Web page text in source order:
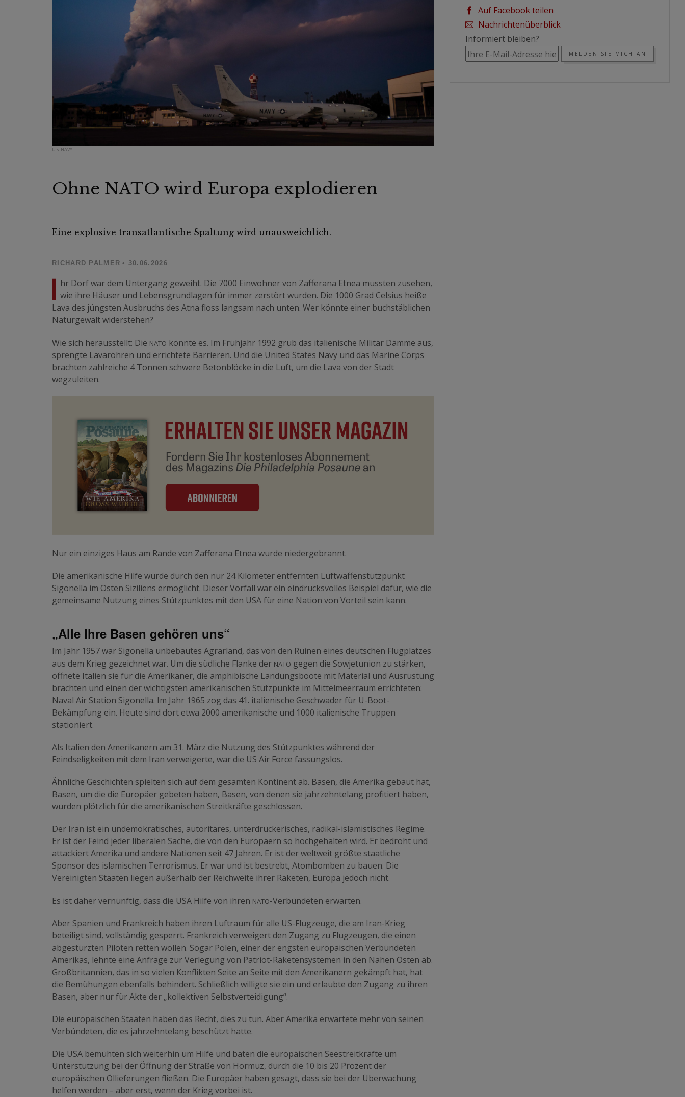
U.S. NAVY
Ohne NATO wird Europa explodieren
Eine explosive transatlantische Spaltung wird unausweichlich.
RICHARD PALMER • 30.06.2026
I hr Dorf war dem Untergang geweiht. Die 7000 Einwohner von Zafferana Etnea mussten zusehen,
wie ihre Häuser und Lebensgrundlagen für immer zerstört wurden. Die 1000 Grad Celsius heiße
Lava des jüngsten Ausbruchs des Ätna floss langsam nach unten. Wer könnte einer buchstäblichen
Naturgewalt widerstehen?
Wie sich herausstellt: Die nato könnte es. Im Frühjahr 1992 grub das italienische Militär Dämme aus,
sprengte Lavaröhren und errichtete Barrieren. Und die United States Navy und das Marine Corps
brachten zahlreiche 4 Tonnen schwere Betonblöcke in die Luft, um die Lava von der Stadt
wegzuleiten.
Nur ein einziges Haus am Rande von Zafferana Etnea wurde niedergebrannt.
Die amerikanische Hilfe wurde durch den nur 24 Kilometer entfernten Luftwaffenstützpunkt
Sigonella im Osten Siziliens ermöglicht. Dieser Vorfall war ein eindrucksvolles Beispiel dafür, wie die
gemeinsame Nutzung eines Stützpunktes mit den USA für eine Nation von Vorteil sein kann.
„Alle Ihre Basen gehören uns“
Im Jahr 1957 war Sigonella unbebautes Agrarland, das von den Ruinen eines deutschen Flugplatzes
aus dem Krieg gezeichnet war. Um die südliche Flanke der nato gegen die Sowjetunion zu stärken,
öffnete Italien sie für die Amerikaner, die amphibische Landungsboote mit Material und Ausrüstung
brachten und einen der wichtigsten amerikanischen Stützpunkte im Mittelmeerraum errichteten:
Naval Air Station Sigonella. Im Jahr 1965 zog das 41. italienische Geschwader für U-Boot-
Bekämpfung ein. Heute sind dort etwa 2000 amerikanische und 1000 italienische Truppen
stationiert.
Als Italien den Amerikanern am 31. März die Nutzung des Stützpunktes während der
Feindseligkeiten mit dem Iran verweigerte, war die US Air Force fassungslos.
Ähnliche Geschichten spielten sich auf dem gesamten Kontinent ab. Basen, die Amerika gebaut hat,
Basen, um die die Europäer gebeten haben, Basen, von denen sie jahrzehntelang profitiert haben,
wurden plötzlich für die amerikanischen Streitkräfte geschlossen.
Der Iran ist ein undemokratisches, autoritäres, unterdrückerisches, radikal-islamistisches Regime.
Er ist der Feind jeder liberalen Sache, die von den Europäern so hochgehalten wird. Er bedroht und
attackiert Amerika und andere Nationen seit 47 Jahren. Er ist der weltweit größte staatliche
Sponsor des islamischen Terrorismus. Er war und ist bestrebt, Atombomben zu bauen. Die
Vereinigten Staaten liegen außerhalb der Reichweite ihrer Raketen, Europa jedoch nicht.
Es ist daher vernünftig, dass die USA Hilfe von ihren nato-Verbündeten erwarten.
Aber Spanien und Frankreich haben ihren Luftraum für alle US-Flugzeuge, die am Iran-Krieg
beteiligt sind, vollständig gesperrt. Frankreich verweigert den Zugang zu Flugzeugen, die einen
abgestürzten Piloten retten wollen. Sogar Polen, einer der engsten europäischen Verbündeten
Amerikas, lehnte eine Anfrage zur Verlegung von Patriot-Raketensystemen in den Nahen Osten ab.
Großbritannien, das in so vielen Konflikten Seite an Seite mit den Amerikanern gekämpft hat, hat
die Bemühungen ebenfalls behindert. Schließlich willigte sie ein und erlaubte den Zugang zu ihren
Basen, aber nur für Akte der „kollektiven Selbstverteidigung“.
Die europäischen Staaten haben das Recht, dies zu tun. Aber Amerika erwartete mehr von seinen
Verbündeten, die es jahrzehntelang beschützt hatte.
Die USA bemühten sich weiterhin um Hilfe und baten die europäischen Seestreitkräfte um
Unterstützung bei der Öffnung der Straße von Hormuz, durch die 10 bis 20 Prozent der
europäischen Öllieferungen fließen. Die Europäer haben gesagt, dass sie bei der Überwachung
helfen werden – aber erst, wenn der Krieg vorbei ist.
Auf Facebook teilen
Nachrichtenüberblick
Informiert bleiben?
MELDEN SIE MICH AN